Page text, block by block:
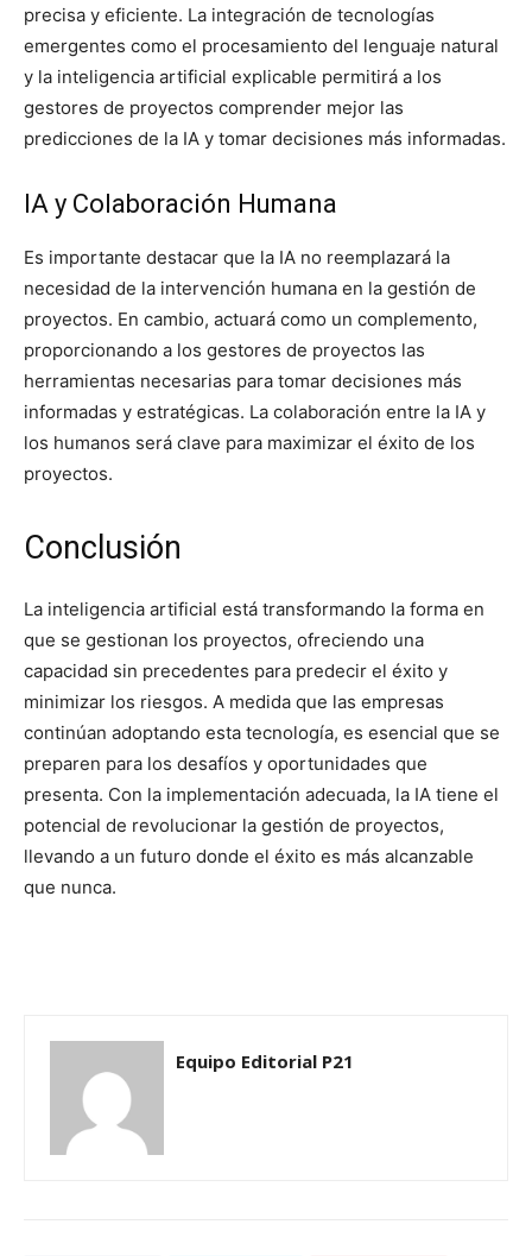
precisa y eficiente. La integración de tecnologías
emergentes como el procesamiento del lenguaje natural
y la inteligencia artificial explicable permitirá a los
gestores de proyectos comprender mejor las
predicciones de la IA y tomar decisiones más informadas.
IA y Colaboración Humana
Es importante destacar que la IA no reemplazará la
necesidad de la intervención humana en la gestión de
proyectos. En cambio, actuará como un complemento,
proporcionando a los gestores de proyectos las
herramientas necesarias para tomar decisiones más
informadas y estratégicas. La colaboración entre la IA y
los humanos será clave para maximizar el éxito de los
proyectos.
Conclusión
La inteligencia artificial está transformando la forma en
que se gestionan los proyectos, ofreciendo una
capacidad sin precedentes para predecir el éxito y
minimizar los riesgos. A medida que las empresas
continúan adoptando esta tecnología, es esencial que se
preparen para los desafíos y oportunidades que
presenta. Con la implementación adecuada, la IA tiene el
potencial de revolucionar la gestión de proyectos,
llevando a un futuro donde el éxito es más alcanzable
que nunca.
Equipo Editorial P21